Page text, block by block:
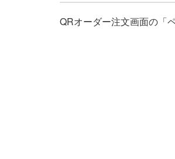
QRオーダー注文画面の「